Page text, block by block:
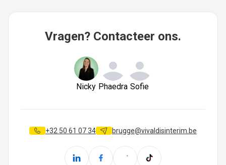
Vragen? Contacteer ons.
Nicky Phaedra Sofie
+32 50 61 07 34 brugge@vivaldisinterim.be